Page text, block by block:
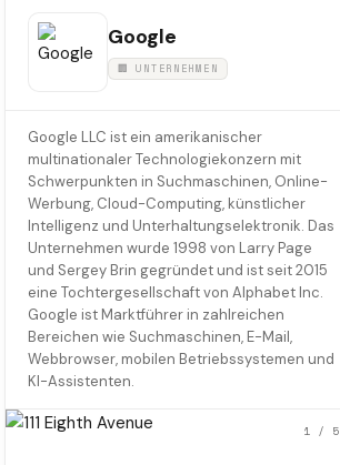
Google
🏢 UNTERNEHMEN
Google LLC ist ein amerikanischer
multinationaler Technologiekonzern mit
Schwerpunkten in Suchmaschinen, Online-
Werbung, Cloud-Computing, künstlicher
Intelligenz und Unterhaltungselektronik. Das
Unternehmen wurde 1998 von Larry Page
und Sergey Brin gegründet und ist seit 2015
eine Tochtergesellschaft von Alphabet Inc.
Google ist Marktführer in zahlreichen
Bereichen wie Suchmaschinen, E-Mail,
Webbrowser, mobilen Betriebssystemen und
KI-Assistenten.
1 / 5